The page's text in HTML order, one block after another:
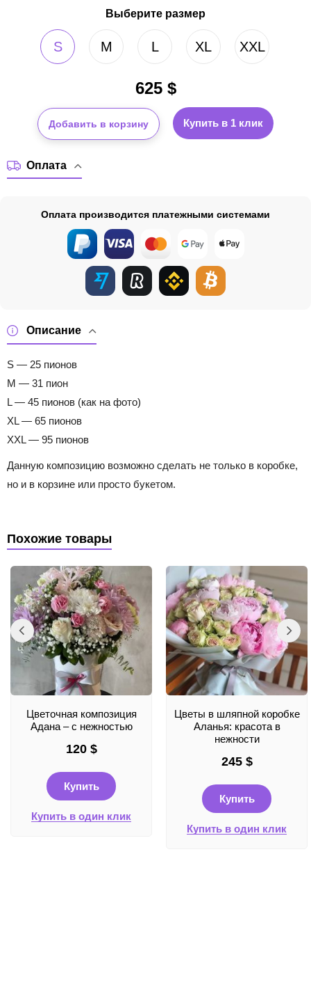
Выберите размер
S M L XL XXL
625$
Добавить в корзину Купить в 1 клик
Описание
S — 25 пионов
M — 31 пион
L — 45 пионов (как на фото)
XL — 65 пионов
XXL — 95 пионов
Данную композицию возможно сделать не только в коробке,
но и в корзине или просто букетом.
Оплата
Оплата производится платежными системами
Похожие товары
Цветочная композиция
Адана – с нежностью
120 $
Купить
Купить в один клик
Цветы в шляпной коробке
Аланья: красота в
нежности
245 $
Купить
Купить в один клик